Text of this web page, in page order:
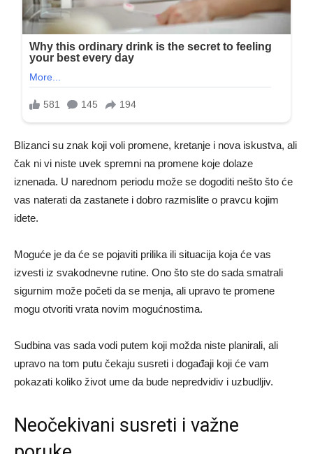
Blizanci su znak koji voli promene, kretanje i nova iskustva, ali
čak ni vi niste uvek spremni na promene koje dolaze
iznenada. U narednom periodu može se dogoditi nešto što će
vas naterati da zastanete i dobro razmislite o pravcu kojim
idete.
Moguće je da će se pojaviti prilika ili situacija koja će vas
izvesti iz svakodnevne rutine. Ono što ste do sada smatrali
sigurnim može početi da se menja, ali upravo te promene
mogu otvoriti vrata novim mogućnostima.
Sudbina vas sada vodi putem koji možda niste planirali, ali
upravo na tom putu čekaju susreti i događaji koji će vam
pokazati koliko život ume da bude nepredvidiv i uzbudljiv.
Neočekivani susreti i važne